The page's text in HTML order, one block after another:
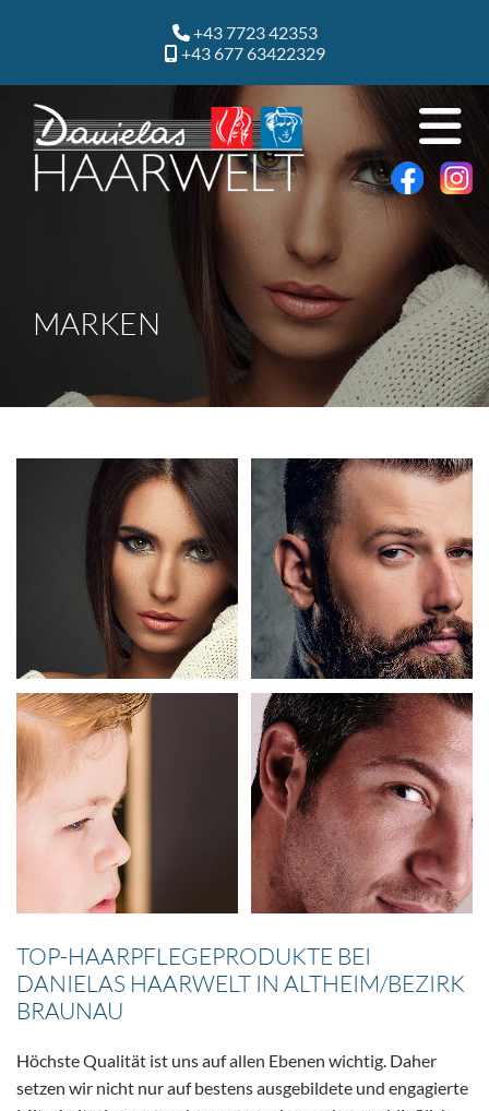
 +43 7723 42353
+43 677 63422329
MARKEN
TOP-HAARPFLEGEPRODUKTE BEI
DANIELAS HAARWELT IN ALTHEIM/BEZIRK
BRAUNAU
Höchste Qualität ist uns auf allen Ebenen wichtig. Daher
setzen wir nicht nur auf bestens ausgebildete und engagierte